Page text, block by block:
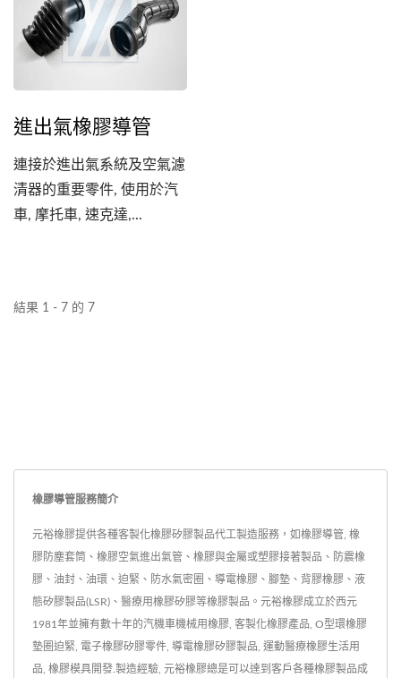
進出氣橡膠導管
連接於進出氣系統及空氣濾
清器的重要零件, 使用於汽
車, 摩托車, 速克達,...
結果 1 - 7 的 7
橡膠導管服務簡介
元裕橡膠提供各種客製化橡膠矽膠製品代工製造服務，如橡膠導管, 橡
膠防塵套筒、橡膠空氣進出氣管、橡膠與金屬或塑膠接著製品、防震橡
膠、油封、油環、迫緊、防水氣密圈、導電橡膠、腳墊、背膠橡膠、液
態矽膠製品(LSR)、醫療用橡膠矽膠等橡膠製品。元裕橡膠成立於西元
1981年並擁有數十年的汽機車機械用橡膠, 客製化橡膠產品, O型環橡膠
墊圈迫緊, 電子橡膠矽膠零件, 導電橡膠矽膠製品, 運動醫療橡膠生活用
品, 橡膠模具開發.製造經驗, 元裕橡膠總是可以達到客戶各種橡膠製品成